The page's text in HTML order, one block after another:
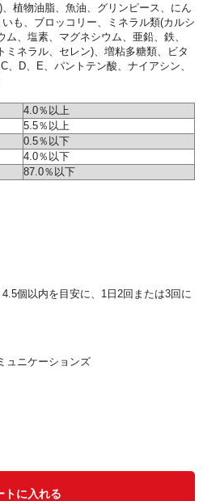
植物油脂、魚油、グリンピース、にん
も、ブロッコリー、ミネラル類(カルシ
、塩素、マグネシウム、亜鉛、鉄、
ミネラル、セレン)、増粘多糖類、ビタ
、D、E、パントテン酸、ナイアシン、
4.0％以上
5.5％以上
0.5％以下
4.0％以下
87.0％以下
個以内を目安に、1日2回または3回に
ュニケーションズ
トに入れる